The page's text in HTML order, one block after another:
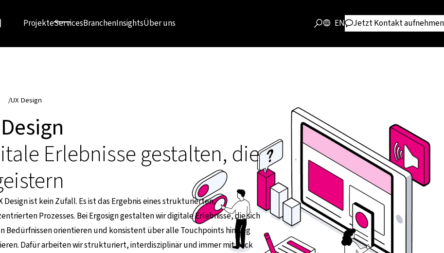
ProjekteServicesBranchenInsightsÜber uns EN Jetzt Kontakt aufnehmen
/UX Design
Erlebnisse gestalten, die
Design ist kein Zufall. Es ist das Ergebnis eines strukturierten,
Prozesses. Bei Ergosign gestalten wir digitale Erlebnisse, die sich
Bedürfnissen orientieren und konsistent über alle Touchpoints hinweg
Dafür arbeiten wir strukturiert, interdisziplinär und immer mit Blick